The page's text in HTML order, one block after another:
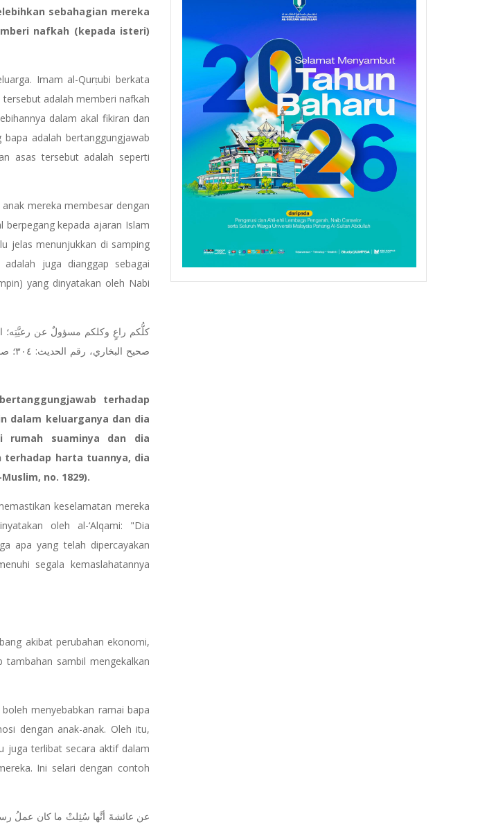
sebahagian mereka
nafkah (kepada isteri)
Imam al-Qurṭubi berkata
adalah memberi nafkah
dalam akal fikiran dan
adalah bertanggungjawab
asas tersebut adalah seperti
mereka membesar dengan
kepada ajaran Islam
jelas menunjukkan di samping
juga dianggap sebagai
yang dinyatakan oleh Nabi
terhadap
dalam keluarganya dan dia
rumah suaminya dan dia
terhadap harta tuannya, dia
no. 1829).
keselamatan mereka
oleh al-‘Alqami: "Dia
apa yang telah dipercayakan
segala kemaslahatannya
akibat perubahan ekonomi,
sambil mengekalkan
menyebabkan ramai bapa
dengan anak-anak. Oleh itu,
juga terlibat secara aktif dalam
Ini selari dengan contoh